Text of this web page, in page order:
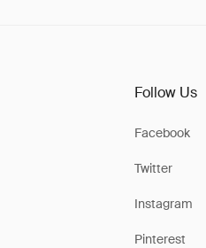
Follow Us
Facebook
Twitter
Instagram
Pinterest